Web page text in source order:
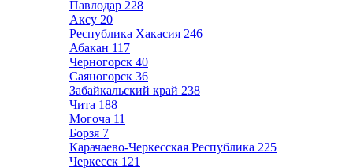
Павлодар 228
Аксу 20
Республика Хакасия 246
Абакан 117
Черногорск 40
Саяногорск 36
Забайкальский край 238
Чита 188
Могоча 11
Борзя 7
Карачаево-Черкесская Республика 225
Черкесск 121